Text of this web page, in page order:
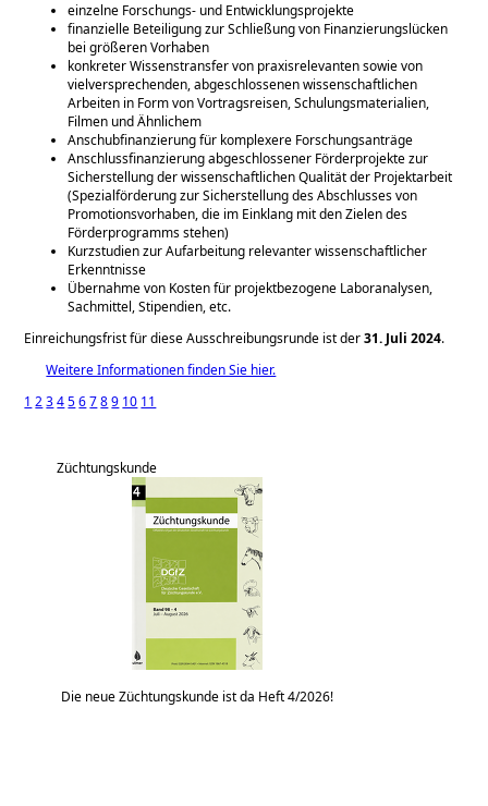
einzelne Forschungs- und Entwicklungsprojekte
finanzielle Beteiligung zur Schließung von Finanzierungslücken
bei größeren Vorhaben
konkreter Wissenstransfer von praxisrelevanten sowie von
vielversprechenden, abgeschlossenen wissenschaftlichen
Arbeiten in Form von Vortragsreisen, Schulungsmaterialien,
Filmen und Ähnlichem
Anschubfinanzierung für komplexere Forschungsanträge
Anschlussfinanzierung abgeschlossener Förderprojekte zur
Sicherstellung der wissenschaftlichen Qualität der Projektarbeit
(Spezialförderung zur Sicherstellung des Abschlusses von
Promotionsvorhaben, die im Einklang mit den Zielen des
Förderprogramms stehen)
Kurzstudien zur Aufarbeitung relevanter wissenschaftlicher
Erkenntnisse
Übernahme von Kosten für projektbezogene Laboranalysen,
Sachmittel, Stipendien, etc.
Einreichungsfrist für diese Ausschreibungsrunde ist der31. Juli 2024.
Weitere Informationen finden Sie hier.
1 23456789 10 11
Züchtungskunde
Die neue Züchtungskunde ist da Heft 4/2026!